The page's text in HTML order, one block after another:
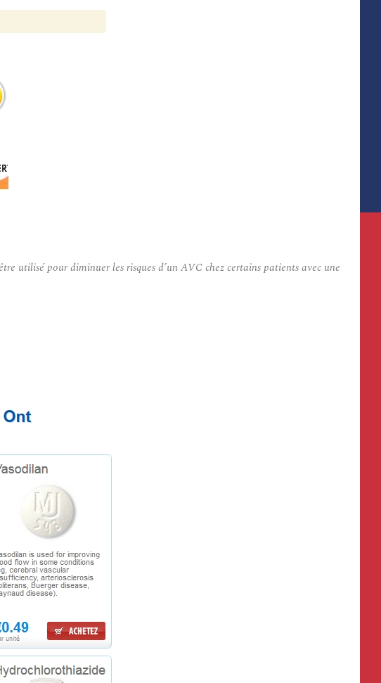
utilisé pour diminuer les risques d’un AVC chez certains patients avec une